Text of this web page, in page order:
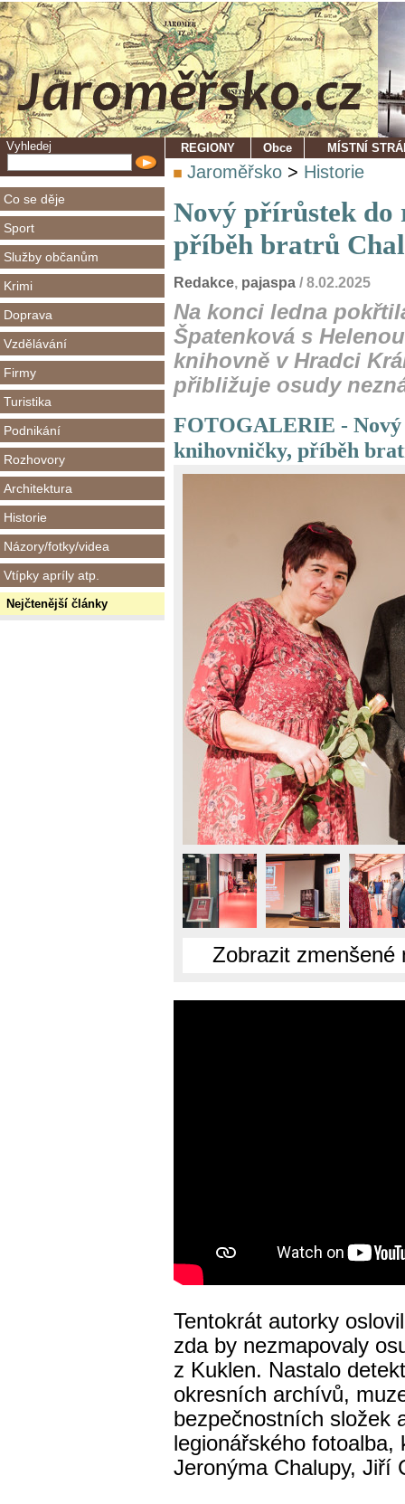
Vyhledej
Co se děje
Sport
Služby občanům
Krimi
Doprava
Vzdělávání
Firmy
Turistika
Podnikání
Rozhovory
Architektura
Historie
Názory/fotky/videa
Vtípky apríly atp.
Nejčtenější články
REGIONY Obce MÍSTNÍ
Jaroměřsko > Historie
Nový přírůstek do
příběh bratrů
Redakce, pajaspa / 8.02.2025
Na konci ledna
Špatenková s
knihovně v Hradci
přibližuje osudy
FOTOGALERIE -
knihovničky, příběh
Zobrazit zmenšené
Tentokrát autorky
zda by nezmapovaly
z Kuklen. Nastalo
okresních archívů,
bezpečnostních složek
legionářského
Jeronýma Chalupy, Jiří